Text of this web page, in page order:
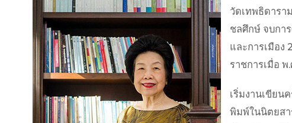
วัดเทพธิดารา
ชลศึกษ์ จบกา
และการเมือง
ราชการเมื่อ
เริ่มงานเขียน
พิมพ์ในนิตยสา